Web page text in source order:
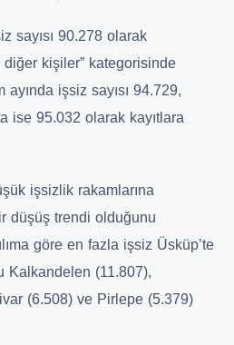
sayısı 90.278 olarak
kişiler” kategorisinde
işsiz sayısı 94.729,
ise 95.032 olarak kayıtlara
işsizlik rakamlarına
düşüş trendi olduğunu
göre en fazla işsiz Üsküp’te
Kalkandelen (11.807),
(6.508) ve Pirlepe (5.379)